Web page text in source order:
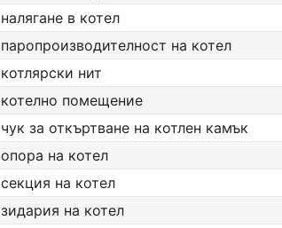
налягане в котел
паропроизводителност на котел
котлярски нит
котелно помещение
чук за откъртване на котлен камък
опора на котел
секция на котел
зидария на котел